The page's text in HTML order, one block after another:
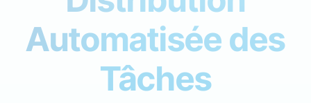
Automatisée des
Tâches